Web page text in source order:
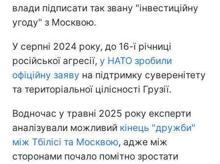
влади підписати так звану "інвестиційну
угоду" з Москвою.
У серпні 2024 року, до 16-ї річниці
російської агресії, у НАТО зробили
офіційну заяву на підтримку суверенітету
та територіальної цілісності Грузії.
Водночас у травні 2025 року експерти
аналізували можливий кінець "дружби"
між Тбілісі та Москвою, адже між
сторонами почало помітно зростати